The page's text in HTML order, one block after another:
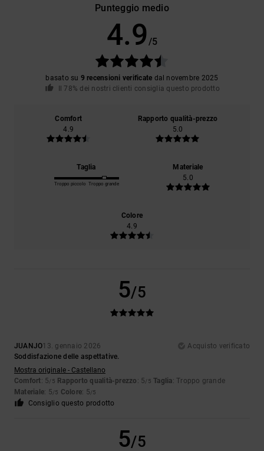
Punteggio medio
4.9 /5
basato su 9 recensioni verificate dal novembre 2025
Il 78% dei nostri clienti consiglia questo prodotto
Comfort
4.9
Rapporto qualità-prezzo
5.0
Taglia
Troppo piccolo Troppo grande
Materiale
5.0
Colore
4.9
5/5
JUANJO13. gennaio 2026
Acquisto verificato
Soddisfazione delle aspettative.
Mostra originale - Castellano
Comfort: 5/5 Rapporto qualità-prezzo : 5/5 Taglia: Troppo grande
Materiale: 5/5 Colore: 5/5
Consiglio questo prodotto
5/5